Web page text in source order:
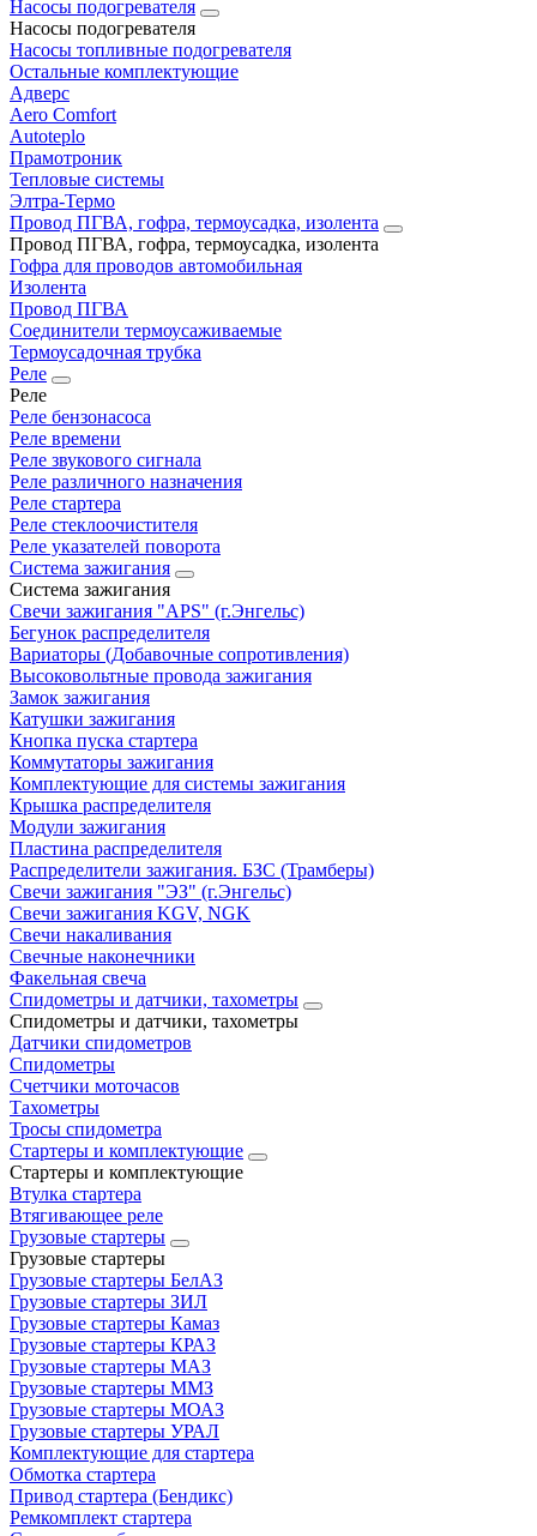
Насосы подогревателя
Насосы подогревателя
Насосы топливные подогревателя
Остальные комплектующие
Адверс
Aero Comfort
Autoteplo
Прамотроник
Тепловые системы
Элтра-Термо
Провод ПГВА, гофра, термоусадка, изолента
Провод ПГВА, гофра, термоусадка, изолента
Гофра для проводов автомобильная
Изолента
Провод ПГВА
Соединители термоусаживаемые
Термоусадочная трубка
Реле
Реле
Реле бензонасоса
Реле времени
Реле звукового сигнала
Реле различного назначения
Реле стартера
Реле стеклоочистителя
Реле указателей поворота
Система зажигания
Система зажигания
Свечи зажигания "APS" (г.Энгельс)
Бегунок распределителя
Вариаторы (Добавочные сопротивления)
Высоковольтные провода зажигания
Замок зажигания
Катушки зажигания
Кнопка пуска стартера
Коммутаторы зажигания
Комплектующие для системы зажигания
Крышка распределителя
Модули зажигания
Пластина распределителя
Распределители зажигания. БЗС (Трамберы)
Свечи зажигания "ЭЗ" (г.Энгельс)
Свечи зажигания KGV, NGK
Свечи накаливания
Свечные наконечники
Факельная свеча
Спидометры и датчики, тахометры
Спидометры и датчики, тахометры
Датчики спидометров
Спидометры
Счетчики моточасов
Тахометры
Тросы спидометра
Стартеры и комплектующие
Стартеры и комплектующие
Втулка стартера
Втягивающее реле
Грузовые стартеры
Грузовые стартеры
Грузовые стартеры БелАЗ
Грузовые стартеры ЗИЛ
Грузовые стартеры Камаз
Грузовые стартеры КРАЗ
Грузовые стартеры МАЗ
Грузовые стартеры ММЗ
Грузовые стартеры МОАЗ
Грузовые стартеры УРАЛ
Комплектующие для стартера
Обмотка стартера
Привод стартера (Бендикс)
Ремкомплект стартера